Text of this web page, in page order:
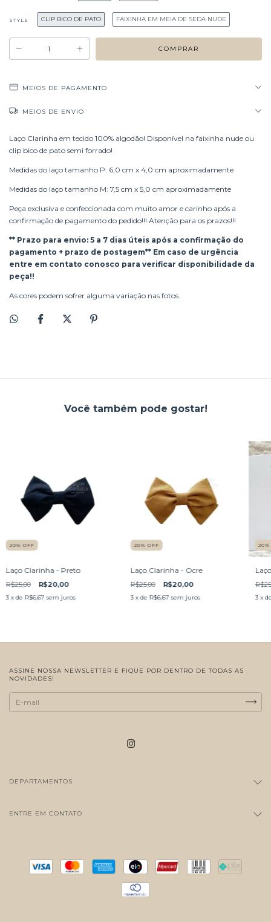
STYLE CLIP BICO DE PATO FAIXINHA EM MEIA DE SEDA NUDE
MEIOS DE PAGAMENTO
MEIOS DE ENVIO
Laço Clarinha em tecido 100% algodão! Disponível na faixinha nude ou
clip bico de pato semi forrado!
Medidas do laço tamanho P: 6,0 cm x 4,0 cm aproximadamente
Medidas do laço tamanho M: 7,5 cm x 5,0 cm aproximadamente
Peça exclusiva e confeccionada com muito amor e carinho após a
confirmação de pagamento do pedido!!! Atenção para os prazos!!!
** Prazo para envio: 5 a 7 dias úteis após a confirmação do
pagamento + prazo de postagem** Em caso de urgência
entre em contato conosco para verificar disponibilidade da
peça!!
As cores podem sofrer alguma variação nas fotos.
Você também pode gostar!
20%OFF
Laço Clarinha - Preto
R$25,00 R$20,00
3 x de R$6,67 sem juros
20%OFF
Laço Clarinha - Ocre
R$25,00 R$20,00
3 x de R$6,67 sem juros
20
3 x
ASSINE NOSSA NEWSLETTER E FIQUE POR DENTRO DE TODAS AS
NOVIDADES!
DEPARTAMENTOS
ENTRE EM CONTATO